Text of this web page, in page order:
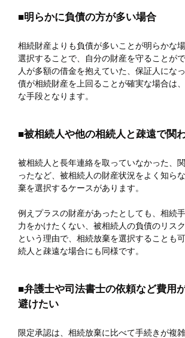
■明らかに負債の方が多い場合
相続財産よりも負債が多いことが明らかな
選択することで、自分の財産を守ることが
人が多額の借金を抱えていた、保証人にな
債が相続財産を上回ることが確実な場合は
な手段となります。
■被相続人や他の相続人と疎遠で関
被相続人と長年連絡を取っていなかった、
ったなど、被相続人の財産状況をよく知ら
棄を選択するケースがあります。
例えプラスの財産があったとしても、相続
力をかけたくない、被相続人の負債のリス
という理由で、相続放棄を選択することも
続人と疎遠な場合にも同様です。
■弁護士や司法書士の依頼など費用
避けたい
限定承認は、相続放棄に比べて手続きが複